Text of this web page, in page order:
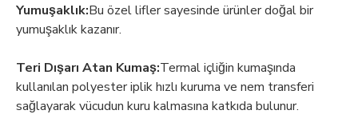
Yumuşaklık:Bu özel lifler sayesinde ürünler doğal bir
yumuşaklık kazanır.
Teri Dışarı Atan Kumaş:Termal içliğin kumaşında
kullanılan polyester iplik hızlı kuruma ve nem transferi
sağlayarak vücudun kuru kalmasına katkıda bulunur.